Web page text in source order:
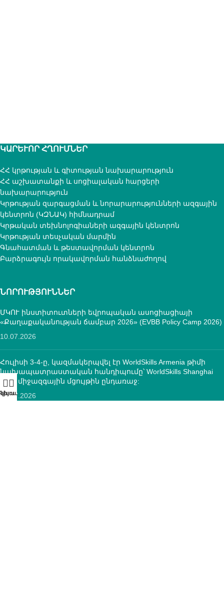
ԿԱՐԵՒՈՐ ՀՂՈՒՄՆԵՐ
ՀՀ կրթության և գիտության նախարարություն
ՀՀ աշխատանքի և սոցիալական հարցերի
նախարարություն
Կրթության զարգացման և նորարարությունների ազգային
կենտրոն (ԿԶՆԱԿ) հիմնադրամ
Կրթական տեխնոլոգիաների ազգային կենտրոն
Կրթության տեսչական մարմին
Գնահատման և թեստավորման կենտրոն
Բարձրագույն որակավորման հանձնաժողով
ՆՈՐՈՒԹՅՈՒՆՆԵՐ
ՄԿՈՒ ինստիտուտների եվրոպական ասոցիացիայի
«Քաղաքականության ճամբար 2026» (EVBB Policy Camp 2026)
10.07.2026
Հուլիսի 3-4-ը, կազմակերպվել էր WorldSkills Armenia թիմի
նախապատրաստական հանդիպումը՝ WorldSkills Shanghai
2026 միջազգային մցույթին ընդառաջ:
10.07.2026